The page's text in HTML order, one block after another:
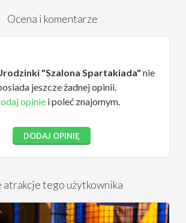
Ocena i komentarze
"Szalona Spartakiada" nie
jeszcze żadnej opinii.
opiniei poleć znajomym.
DODAJ OPINIĘ
atrakcje tego użytkownika